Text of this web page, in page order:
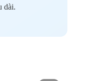
dài.